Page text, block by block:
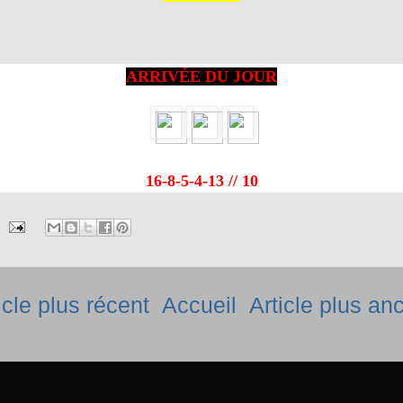
ARRIVÉE DU JOUR
16-8-5-4-13 // 10
plus récent Article plus
Accueil